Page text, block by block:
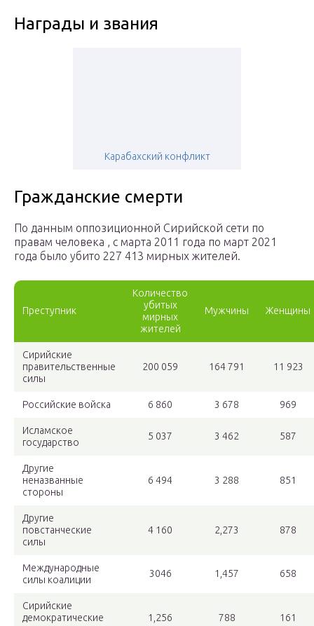
Награды и звания
Карабахский конфликт
Гражданские смерти
По данным оппозиционной Сирийской сети по
правам человека , с марта 2011 года по март 2021
года было убито 227 413 мирных жителей.
Преступник
Количество
убитых
мирных
жителей
Мужчины Женщины
Сирийские
правительственные
силы
200 059 164 791 11 923
Российские войска 6 860 3 678 969
Исламское
государство
5 037 3 462 587
Другие
неназванные
стороны
6 494 3 288 851
Другие
повстанческие
силы
4 160 2,273 878
Международные
силы коалиции
3046 1,457 658
Сирийские
демократические
1,256 788 161